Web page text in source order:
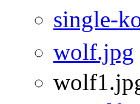
single-
wolf.jpg